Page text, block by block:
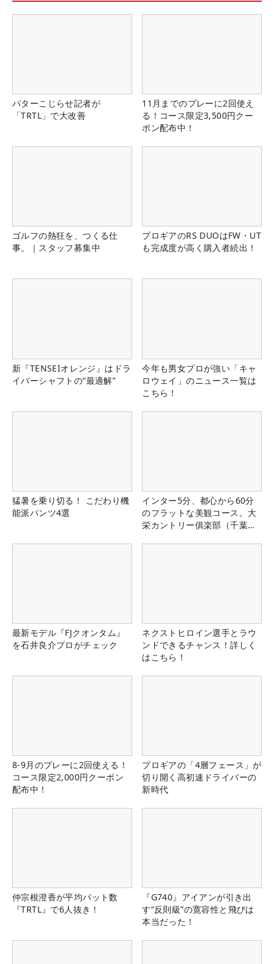
パターこじらせ記者が
「TRTL」で大改善
11月までのプレーに2回使え
る！コース限定3,500円クー
ポン配布中！
ゴルフの熱狂を、つくる仕
事。｜スタッフ募集中
プロギアのRS DUOはFW・UT
も完成度が高く購入者続出！
新『TENSEIオレンジ』はドラ
イバーシャフトの“最適解”
今年も男女プロが強い「キャ
ロウェイ」のニュース一覧は
こちら！
猛暑を乗り切る！ こだわり機
能派パンツ4選
インター5分、都心から60分
のフラットな美観コース。大
栄カントリー俱楽部（千葉
最新モデル『FJクオンタム』
を石井良介プロがチェック
ネクストヒロイン選手とラウ
ンドできるチャンス！詳しく
はこちら！
8-9月のプレーに2回使える！
コース限定2,000円クーポン
配布中！
プロギアの「4層フェース」が
切り開く高初速ドライバーの
新時代
仲宗根澄香が平均パット数
『TRTL』で6人抜き！
『G740』アイアンが引き出
す“反則級”の寛容性と飛びは
本当だった！